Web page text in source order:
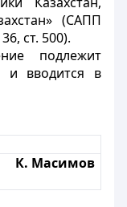
(САПП
ст. 500).
подлежит
и вводится в
К. Масимов